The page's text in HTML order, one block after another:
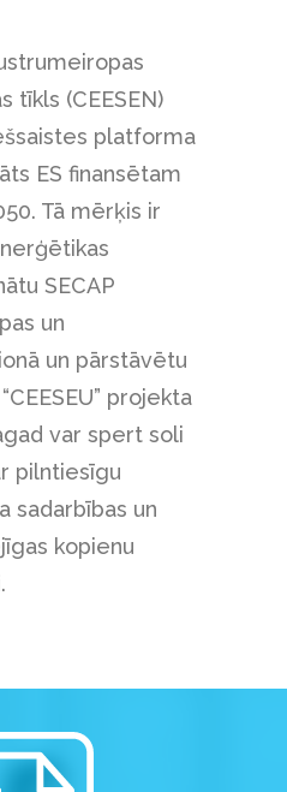
tīkls (CEESEN)
platforma
ES finansētam
Tā mērķis ir
SECAP
un
un pārstāvētu
projekta
var spert soli
pilntiesīgu
sadarbības un
kopienu